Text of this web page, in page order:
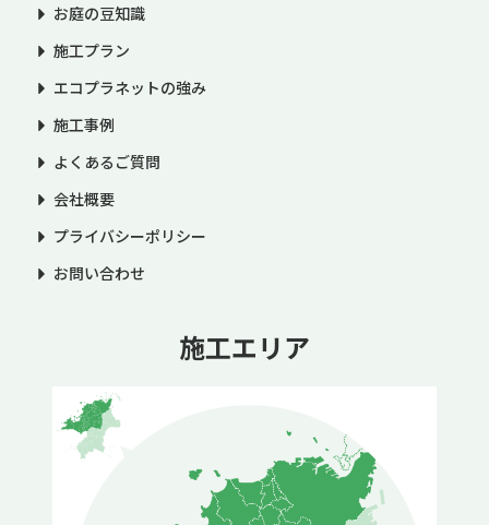
お庭の豆知識
施工プラン
エコプラネットの強み
施工事例
よくあるご質問
会社概要
プライバシーポリシー
お問い合わせ
施工エリア